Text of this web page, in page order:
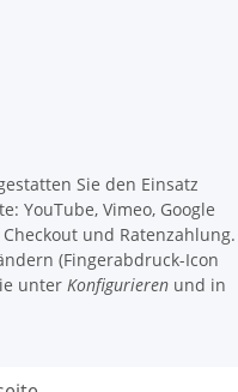
Sie den Einsatz
YouTube, Vimeo, Google
Checkout und Ratenzahlung.
(Fingerabdruck-Icon
unter Konfigurieren und in